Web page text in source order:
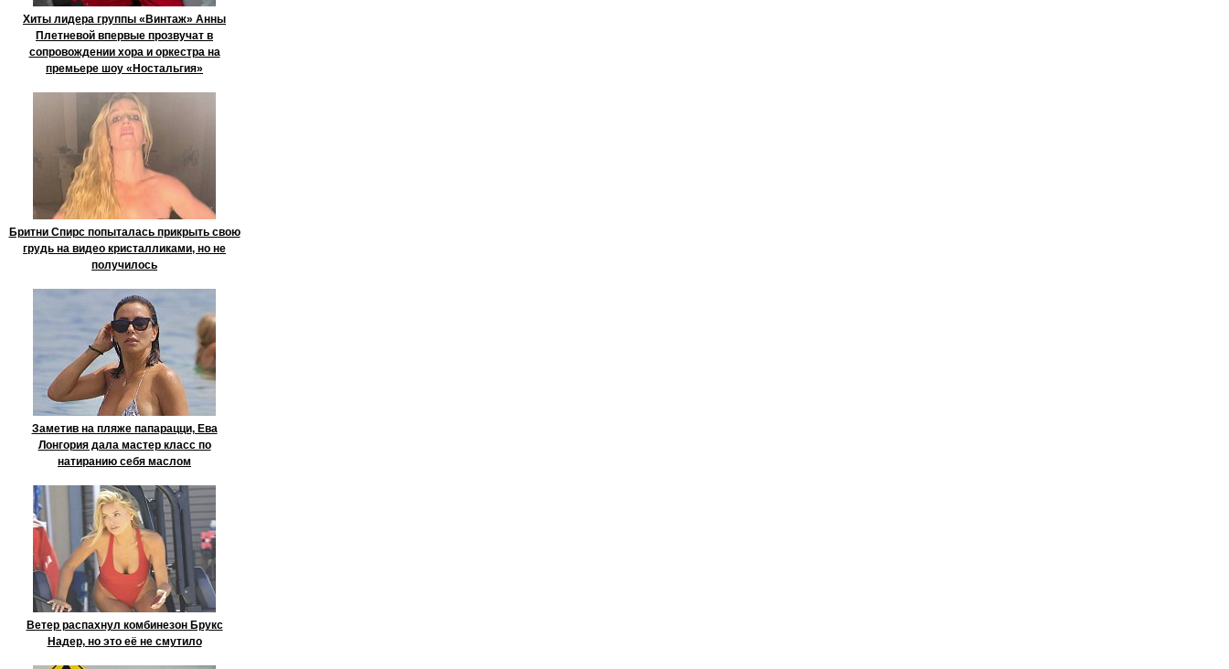
Хиты лидера группы «Винтаж» Анны
Плетневой впервые прозвучат в
сопровождении хора и оркестра на
премьере шоу «Ностальгия»
Бритни Спирс попыталась прикрыть свою
грудь на видео кристалликами, но не
получилось
Заметив на пляже папарацци, Ева
Лонгория дала мастер класс по
натиранию себя маслом
Ветер распахнул комбинезон Брукс
Надер, но это её не смутило